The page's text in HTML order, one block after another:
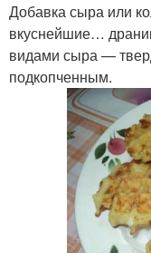
Добавка сыра или
вкуснейшие…
видами сыра —
подкопченным.